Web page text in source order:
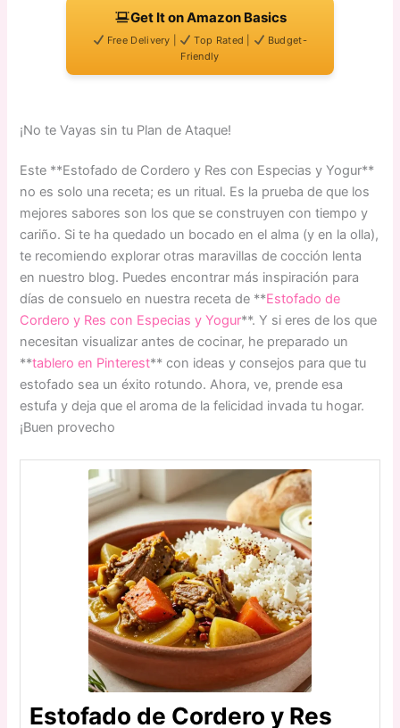
Get It on Amazon Basics
Free Delivery | Top Rated |
Budget-
Friendly
¡No te Vayas sin tu Plan de Ataque!
Este **Estofado de Cordero y Res con Especias y Yogur**
no es solo una receta; es un ritual. Es la prueba de que los
mejores sabores son los que se construyen con tiempo y
cariño. Si te ha quedado un bocado en el alma (y en la olla),
te recomiendo explorar otras maravillas de cocción lenta
en nuestro blog. Puedes encontrar más inspiración para
días de consuelo en nuestra receta de **Estofado de
Cordero y Res con Especias y Yogur**. Y si eres de los que
necesitan visualizar antes de cocinar, he preparado un
**tablero en Pinterest** con ideas y consejos para que tu
estofado sea un éxito rotundo. Ahora, ve, prende esa
estufa y deja que el aroma de la felicidad invada tu hogar.
¡Buen provecho
Estofado de Cordero y Res